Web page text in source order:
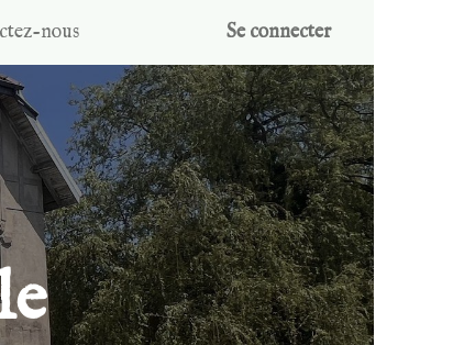
nous Se connecter